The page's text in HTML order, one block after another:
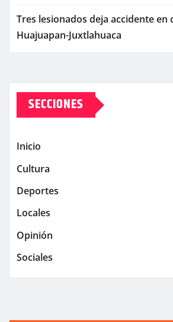
Tres lesionados deja accidente en
Huajuapan-Juxtlahuaca
SECCIONES
Inicio
Cultura
Deportes
Locales
Opinión
Sociales